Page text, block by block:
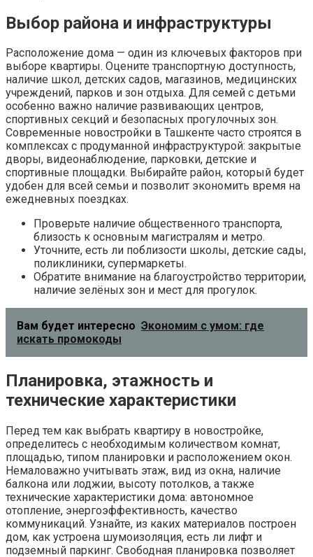
Выбор района и инфраструктуры
Расположение дома — один из ключевых факторов при
выборе квартиры. Оцените транспортную доступность,
наличие школ, детских садов, магазинов, медицинских
учреждений, парков и зон отдыха. Для семей с детьми
особенно важно наличие развивающих центров,
спортивных секций и безопасных прогулочных зон.
Современные новостройки в Ташкенте часто строятся в
комплексах с продуманной инфраструктурой: закрытые
дворы, видеонаблюдение, парковки, детские и
спортивные площадки. Выбирайте район, который будет
удобен для всей семьи и позволит экономить время на
ежедневных поездках.
Проверьте наличие общественного транспорта,
близость к основным магистралям и метро.
Уточните, есть ли поблизости школы, детские сады,
поликлиники, супермаркеты.
Обратите внимание на благоустройство территории,
наличие зелёных зон и мест для прогулок.
Вам будет интересно Экономим с умом: где
искать промокоды
Планировка, этажность и
технические характеристики
Перед тем как выбрать квартиру в новостройке,
определитесь с необходимым количеством комнат,
площадью, типом планировки и расположением окон.
Немаловажно учитывать этаж, вид из окна, наличие
балкона или лоджии, высоту потолков, а также
технические характеристики дома: автономное
отопление, энергоэффективность, качество
коммуникаций. Узнайте, из каких материалов построен
дом, как устроена шумоизоляция, есть ли лифт и
подземный паркинг. Свободная планировка позволяет